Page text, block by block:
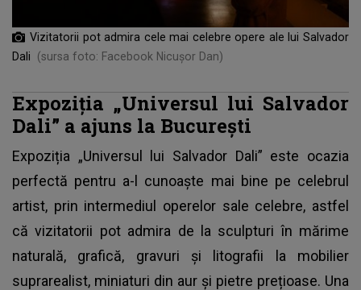
Vizitatorii pot admira cele mai celebre opere ale lui Salvador
Dali
(sursa foto: Facebook Nicușor Dan)
Expoziția „Universul lui Salvador
Dali” a ajuns la București
Expoziția „Universul lui Salvador Dali” este ocazia
perfectă pentru a-l cunoaște mai bine pe celebrul
artist, prin intermediul operelor sale celebre, astfel
că vizitatorii pot admira de la sculpturi în mărime
naturală, grafică, gravuri și litografii la mobilier
suprarealist, miniaturi din aur și pietre prețioase. Una